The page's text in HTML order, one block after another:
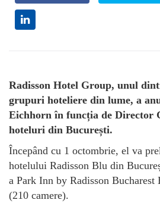
Radisson Hotel Group, unul
grupuri hoteliere din lume, a
Eichhorn în funcția de Director
hoteluri din București.
Începând cu 1 octombrie, el va
hotelului Radisson Blu din
a Park Inn by Radisson Bucharest
(210 camere).